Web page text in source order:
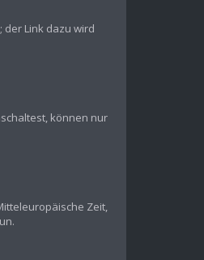
der Link dazu wird
können nur
Zeit,